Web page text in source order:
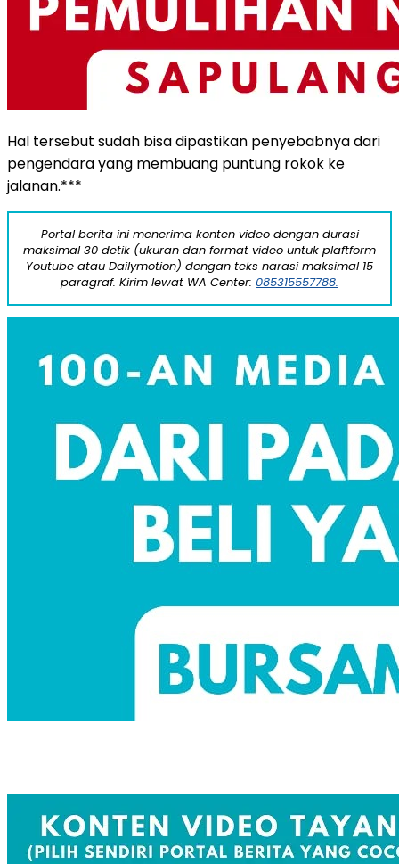
Hal tersebut sudah bisa dipastikan penyebabnya dari
pengendara yang membuang puntung rokok ke
jalanan.***
Portal berita ini menerima konten video dengan durasi
maksimal 30 detik (ukuran dan format video untuk plaftform
Youtube atau Dailymotion) dengan teks narasi maksimal 15
paragraf. Kirim lewat WA Center: 085315557788.